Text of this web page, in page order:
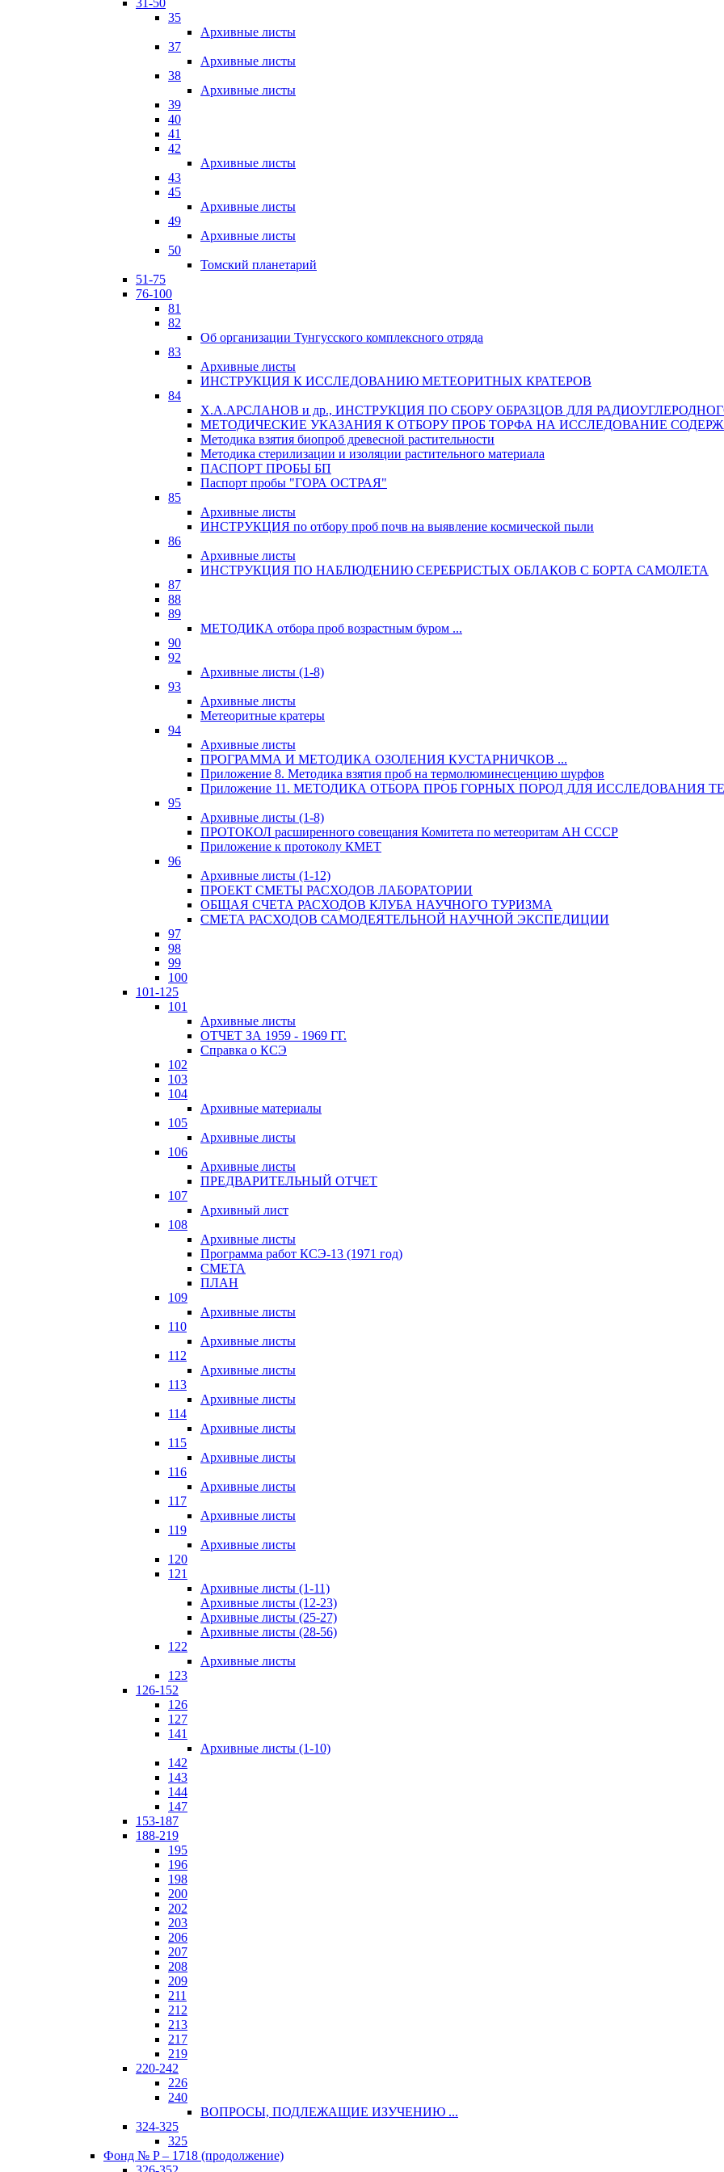
31-50
35
Архивные листы
37
Архивные листы
38
Архивные листы
39
40
41
42
Архивные листы
43
45
Архивные листы
49
Архивные листы
50
Томский планетарий
51-75
76-100
81
82
Об организации Тунгусского комплексного отряда
83
Архивные листы
ИНСТРУКЦИЯ К ИССЛЕДОВАНИЮ МЕТЕОРИТНЫХ КРАТЕРОВ
84
Х.А.АРСЛАНОВ и др., ИНСТРУКЦИЯ ПО СБОРУ ОБРАЗЦОВ ДЛЯ
МЕТОДИЧЕСКИЕ УКАЗАНИЯ К ОТБОРУ ПРОБ ТОРФА НА ИССЛЕДОВАНИЕ
Методика взятия биопроб древесной растительности
Методика стерилизации и изоляции растительного материала
ПАСПОРТ ПРОБЫ БП
Паспорт пробы "ГОРА ОСТРАЯ"
85
Архивные листы
ИНСТРУКЦИЯ по отбору проб почв на выявление космической пыли
86
Архивные листы
ИНСТРУКЦИЯ ПО НАБЛЮДЕНИЮ СЕРЕБРИСТЫХ ОБЛАКОВ С БОРТА САМОЛЕТА
87
88
89
МЕТОДИКА отбора проб возрастным буром ...
90
92
Архивные листы (1-8)
93
Архивные листы
Метеоритные кратеры
94
Архивные листы
ПРОГРАММА И МЕТОДИКА ОЗОЛЕНИЯ КУСТАРНИЧКОВ ...
Приложение 8. Методика взятия проб на термолюминесценцию шурфов
Приложение 11. МЕТОДИКА ОТБОРА ПРОБ ГОРНЫХ ПОРОД ДЛЯ
95
Архивные листы (1-8)
ПРОТОКОЛ расширенного совещания Комитета по метеоритам АН СССР
Приложение к протоколу КМЕТ
96
Архивные листы (1-12)
ПРОЕКТ СМЕТЫ РАСХОДОВ ЛАБОРАТОРИИ
ОБЩАЯ СЧЕТА РАСХОДОВ КЛУБА НАУЧНОГО ТУРИЗМА
СМЕТА РАСХОДОВ САМОДЕЯТЕЛЬНОЙ НАУЧНОЙ ЭКСПЕДИЦИИ
97
98
99
100
101-125
101
Архивные листы
ОТЧЕТ ЗА 1959 - 1969 ГГ.
Справка о КСЭ
102
103
104
Архивные материалы
105
Архивные листы
106
Архивные листы
ПРЕДВАРИТЕЛЬНЫЙ ОТЧЕТ
107
Архивный лист
108
Архивные листы
Программа работ КСЭ-13 (1971 год)
СМЕTA
ПЛАН
109
Архивные листы
110
Архивные листы
112
Архивные листы
113
Архивные листы
114
Архивные листы
115
Архивные листы
116
Архивные листы
117
Архивные листы
119
Архивные листы
120
121
Архивные листы (1-11)
Архивные листы (12-23)
Архивные листы (25-27)
Архивные листы (28-56)
122
Архивные листы
123
126-152
126
127
141
Архивные листы (1-10)
142
143
144
147
153-187
188-219
195
196
198
200
202
203
206
207
208
209
211
212
213
217
219
220-242
226
240
ВОПРОСЫ, ПОДЛЕЖАЩИЕ ИЗУЧЕНИЮ ...
324-325
325
Фонд № P – 1718 (продолжение)